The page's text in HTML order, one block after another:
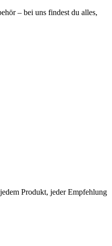
– bei uns findest du alles,
Produkt, jeder Empfehlung